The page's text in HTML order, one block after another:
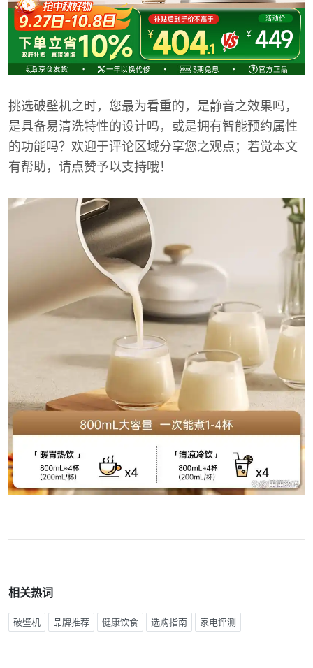
挑选破壁机之时，您最为看重的，是静音之效果吗，
是具备易清洗特性的设计吗，或是拥有智能预约属性
的功能吗？欢迎于评论区域分享您之观点；若觉本文
有帮助，请点赞予以支持哦！
相关热词
破壁机 品牌推荐 健康饮食 选购指南 家电评测